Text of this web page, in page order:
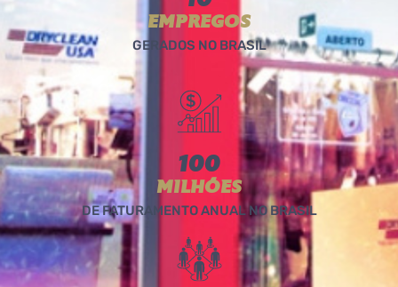
EMPREGOS
GERADOS NO BRASIL
MILHÕES
100
DE FATURAMENTO ANUAL NO BRASIL